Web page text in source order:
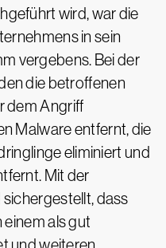
wird, war die
in sein
vergebens. Bei der
die betroffenen
dem Angriff
Malware entfernt, die
eliminiert und
Mit der
dass
als gut